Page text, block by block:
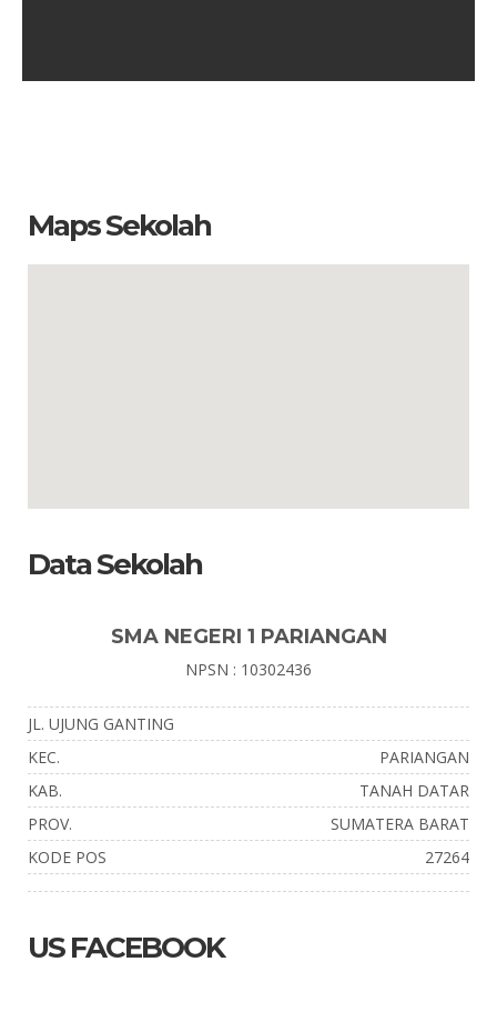
Maps Sekolah
Data Sekolah
SMA NEGERI 1 PARIANGAN
NPSN : 10302436
JL. UJUNG GANTING
KEC.
PARIANGAN
KAB.
TANAH DATAR
PROV.
SUMATERA BARAT
KODE POS
27264
US FACEBOOK